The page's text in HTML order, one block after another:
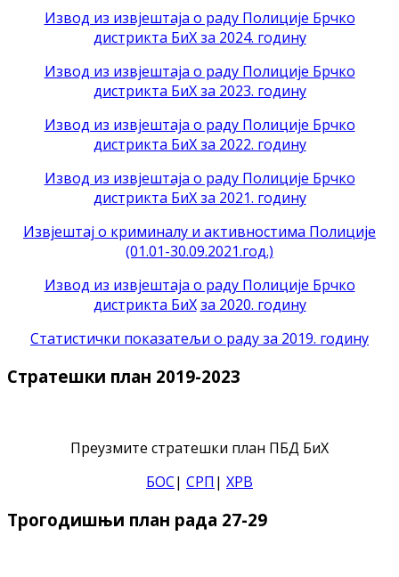
Извод из извјештаја о раду Полиције Брчко
дистрикта БиХ за 2024. годину
Извод из извјештаја о раду Полиције Брчко
дистрикта БиХ за 2023. годину
Извод из извјештаја о раду Полиције Брчко
дистрикта БиХ за 2022. годину
Извод из извјештаја о раду Полиције Брчко
дистрикта БиХ за 2021. годину
Извјештај о криминалу и активностима Полиције
(01.01-30.09.2021.год.)
Извод из извјештаја о раду Полиције Брчко
дистрикта БиХ за 2020. годину
Статистички показатељи о раду за 2019. годину
Стратешки план 2019-2023
Преузмите стратешки план ПБД БиХ
БОС| СРП | ХРВ
Трогодишњи план рада 27-29